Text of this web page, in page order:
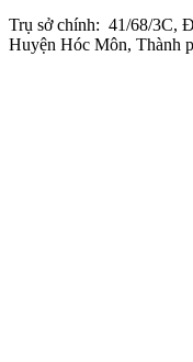
Trụ sở chính: 41/68/3C,
Huyện Hóc Môn, Thành